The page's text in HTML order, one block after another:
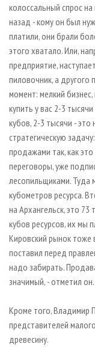
колоссальный спрос
назад - кому он был
платили, они брали
этого хватало. Или,
предприятие,
пиловочник, а другого
момент: мелкий
купить у вас 2-3
кубов, 2-3 тысячи -
стратегическую
продажами так, как
переговоры, уже
лесопильщиками. Туда
кубометров ресурса.
на Архангельск, это
кубов ресурсов, их мы
Кировский рынок тоже
поставил перед
надо забирать.
значимый, - отметил он.
Кроме того, Владимир
представителей
древесину.